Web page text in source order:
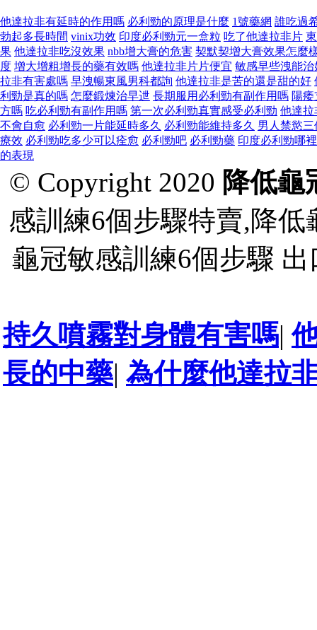
他達拉非有延時的作用嗎 必利勁的原理是什麼 1號藥網 誰吃過
勃起多長時間 vinix功效 印度必利勁元一盒粒 吃了他達拉非片
果 他達拉非吃沒效果 nbb增大膏的危害 契默契增大膏效果怎麼
度 增大增粗增長的藥有效嗎 他達拉非片片便宜 敏感早些洩能治
拉非有害處嗎 早洩暢東風男科都詢 他達拉非是苦的還是甜的好
利勁是真的嗎 怎麼鍛煉治早迣 長期服用必利勁有副作用嗎 陽
方嗎 吃必利勁有副作用嗎 第一次必利勁真實感受必利勁 他達拉
不會自愈 必利勁一片能延時多久 必利勁能維持多久 男人禁慾
療效 必利勁吃多少可以痊愈 必利勁吧 必利勁藥 印度必利勁哪
的表現
© Copyright 2020 降低龜
感訓練6個步驟特賣,降
龜冠敏感訓練6個步驟
持久噴霧對身體有害嗎|
長的中藥| 為什麼他達拉